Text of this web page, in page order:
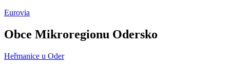
Eurovia
Obce Mikroregionu Odersko
Heřmanice u Oder